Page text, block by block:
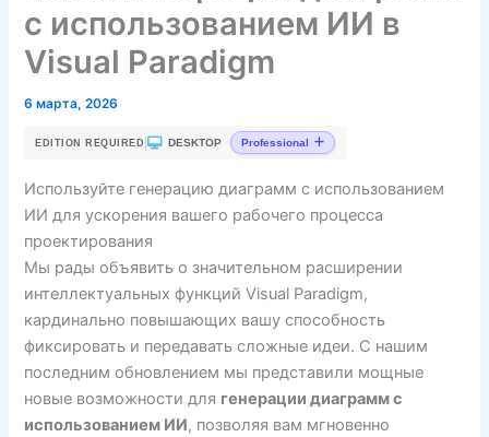
с использованием ИИ в
Visual Paradigm
6 марта, 2026
EDITION REQUIRED | DESKTOP Professional
Используйте генерацию диаграмм с использованием
ИИ для ускорения вашего рабочего процесса
проектирования
Мы рады объявить о значительном расширении
интеллектуальных функций Visual Paradigm,
кардинально повышающих вашу способность
фиксировать и передавать сложные идеи. С нашим
последним обновлением мы представили мощные
новые возможности для генерации диаграмм с
использованием ИИ, позволяя вам мгновенно